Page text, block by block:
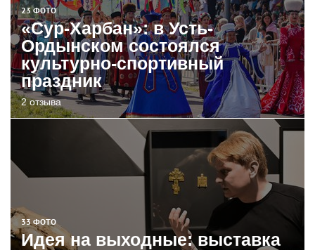
23 ФОТО
«Сур-Харбан»: в Усть-
Ордынском состоялся
культурно-спортивный
праздник
2 отзыва
33 ФОТО
Идея на выходные: выставка